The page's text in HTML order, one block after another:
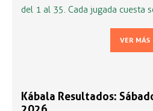
del 1 al 35. Cada jugada cuesta
VER MÁS
Kábala Resultados: